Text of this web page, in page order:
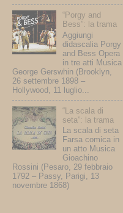
“Porgy and
Bess”: la trama
Aggiungi
didascalia Porgy
and Bess Opera
in tre atti Musica
George Gerswhin (Brooklyn,
26 settembre 1898 –
Hollywood, 11 luglio...
“La scala di
seta”: la trama
La scala di seta
Farsa comica in
un atto Musica
Gioachino
Rossini (Pesaro, 29 febbraio
1792 – Passy, Parigi, 13
novembre 1868)